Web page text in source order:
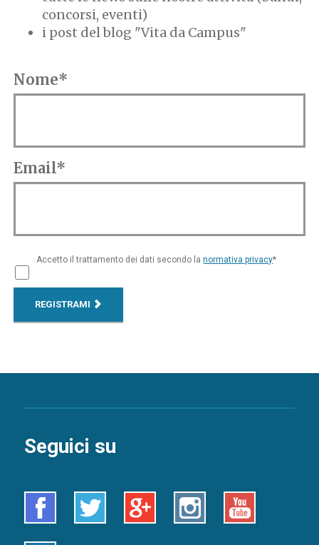
concorsi, eventi)
i post del blog "Vita da Campus"
Nome*
Email*
Accetto il trattamento dei dati secondo lanormativa privacy*
REGISTRAMI
Seguici su
Facebook Twitter Google+ Instagram Youtube